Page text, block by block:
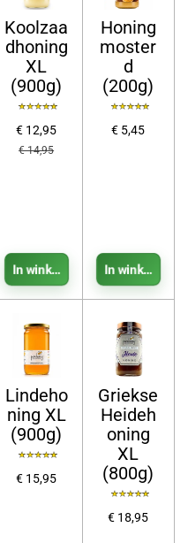
Koolzaa
dhoning
XL
(900g)
€ 12,95
€ 14,95
In winkelwagen
Honing
moster
d
(200g)
€ 5,45
In
Lindeho
ning XL
(900g)
€ 15,95
Griekse
Heideh
oning
XL
(800g)
€ 18,95